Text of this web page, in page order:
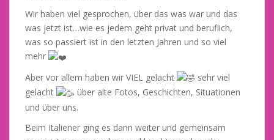
Wir haben viel gesprochen, über das was war und das
was jetzt ist…wie es jedem geht privat und beruflich,
was so passiert ist in den letzten Jahren und so viel
mehr
Aber vor allem haben wir VIEL gelacht
sehr viel
gelacht
über alte Fotos, Geschichten, Situationen
und über uns.
Beim Italiener ging es dann weiter und gemeinsam